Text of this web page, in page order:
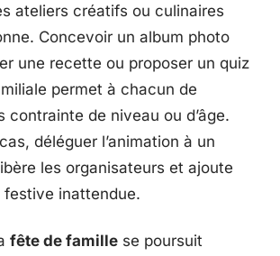
ateliers créatifs ou culinaires
Concevoir un album photo
une recette ou proposer un quiz
permet à chacun de
contrainte de niveau ou d’âge.
déléguer l’animation à un
les organisateurs et ajoute
festive inattendue.
fête de famille se poursuit